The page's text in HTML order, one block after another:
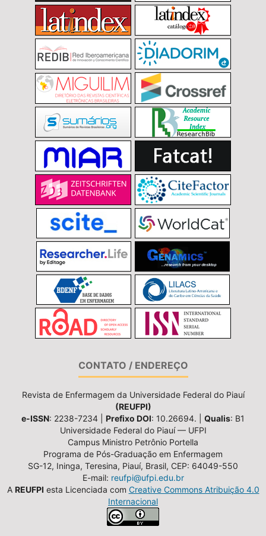
CONTATO / ENDEREÇO
Revista de Enfermagem da Universidade Federal do Piauí
(REUFPI)
e-ISSN: 2238-7234 | Prefixo DOI: 10.26694. | Qualis: B1
Universidade Federal do Piauí — UFPI
Campus Ministro Petrônio Portella
Programa de Pós-Graduação em Enfermagem
SG-12, Ininga, Teresina, Piauí, Brasil, CEP: 64049-550
E-mail: reufpi@ufpi.edu.br
A REUFPI esta Licenciada com Creative Commons Atribuição 4.0
Internacional